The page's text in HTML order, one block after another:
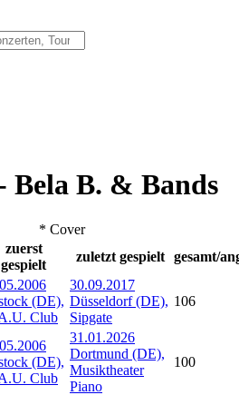
Bela B. & Bands
* Cover
zuerst
gespielt
zuletzt gespielt gesamt/
(DE),
Club
30.09.2017
Düsseldorf (DE),
Sipgate
106
(DE),
Club
31.01.2026
Dortmund (DE),
Musiktheater
Piano
100